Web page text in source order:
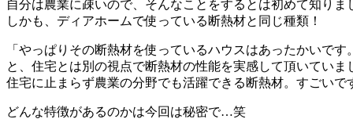
自分は農業に疎いので、そんなことをするとは初めて知りま
しかも、ディアホームで使っている断熱材と同じ種類！
「やっぱりその断熱材を使っているハウスはあったかいです
と、住宅とは別の視点で断熱材の性能を実感して頂いていま
住宅に止まらず農業の分野でも活躍できる断熱材。すごいで
どんな特徴があるのかは今回は秘密で…笑